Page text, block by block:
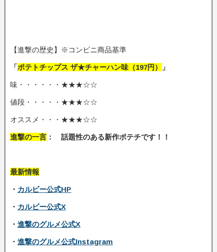
【進撃の歴史】※コンビニ商品基準
「ポテトチップス ザ★チャーハン味 （197円） 」
味・・・・・・★★★☆☆
値段・・・・・★★★☆☆
オススメ・・・★★★☆☆
進撃の一言 ： 話題性のある新作ポテチです ！！
最新情報
・ カルビー公式HP
・ カルビー公式X
・ 進撃のグルメ公式X
・ 進撃のグルメ公式Instagram